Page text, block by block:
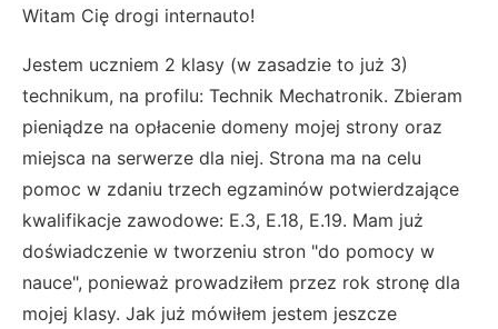
Witam Cię drogi internauto!
Jestem uczniem 2 klasy (w zasadzie to już 3)
technikum, na profilu: Technik Mechatronik. Zbieram
pieniądze na opłacenie domeny mojej strony oraz
miejsca na serwerze dla niej. Strona ma na celu
pomoc w zdaniu trzech egzaminów potwierdzające
kwalifikacje zawodowe: E.3, E.18, E.19. Mam już
doświadczenie w tworzeniu stron "do pomocy w
nauce", ponieważ prowadziłem przez rok stronę dla
mojej klasy. Jak już mówiłem jestem jeszcze